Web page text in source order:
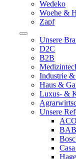
Wedeko
Woehe &
Zapf
Toggle
Navigation
Unsere
D2C
B2B
Industrie &
Haus &
Luxus- &
Unsere
ACO